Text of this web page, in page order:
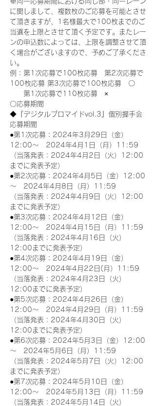
に関しまして、複数枚のご応募を可能とさせ
て頂きますが、1名様最大で100枚までのご
当選を上限とさせて頂く予定です。またレー
ンの申込数によっては、上限を調整させて頂
く場合がございますので、予めご了承くださ
い。
例：第1次応募で100枚応募　第2次応募で
100枚応募 第3次応募で100枚応募　〇
第1次応募で110枚応募　×
〇応募期間
◆『デジタルブロマイドvol.3』個別握手会
応募期間
●第1次応募：2024年3月29日（金）
12:00～　2024年4月1日（月）11:59
（当落発表：2024年4月2日（火）12:00
までに発表予定）
●第2次応募：2024年4月5日（金）12:00
～　2024年4月8日（月）11:59
（当落発表：2024年4月9日（火）12:00
までに発表予定）
●第3次応募：2024年4月12日（金）
12:00～　2024年4月15日（月）11:59
（当落発表：2024年4月16日（火）
12:00までに発表予定）
●第4次応募：2024年4月19日（金）
12:00～　2024年4月22日(月）11:59
（当落発表：2024年4月23日（火）
12:00までに発表予定）
●第5次応募：2024年4月26日（金）
12:00～　2024年4月29日（月）11:59
（当落発表：2024年4月30日（火）
12:00までに発表予定）
●第6次応募：2024年5月3日（金）12:00
～　2024年5月6日（月）11:59
（当落発表：2024年5月7日（火）12:00
までに発表予定）
●第7次応募：2024年5月10日（金）
12:00～　2024年5月13日（月）11:59
（当落発表：2024年5月14日（火）